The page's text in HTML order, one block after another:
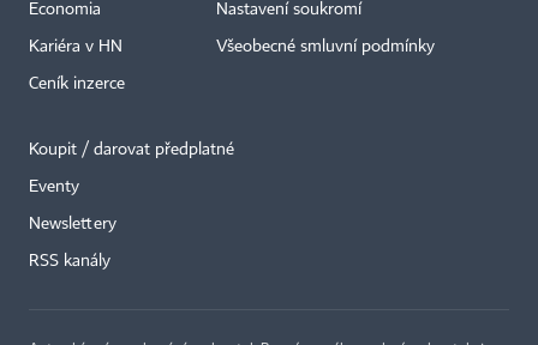
Economia
Kariéra v HN
Ceník inzerce
Nastavení soukromí
Všeobecné smluvní podmínky
Koupit / darovat předplatné
Eventy
Newslettery
RSS kanály